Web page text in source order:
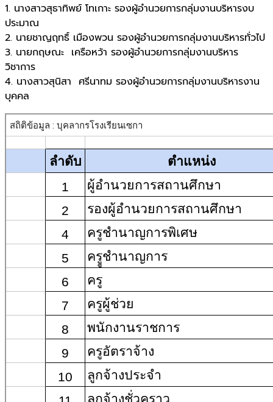
1. นางสาวสุธาทิพย์ โทเกาะ รองผู้อำนวยการกลุ่มงานบริหารงบ
ประมาณ
2. นายชาญฤทธิ์ เมืองพวน รองผู้อำนวยการกลุ่มงานบริหารทั่วไป
3. นายกฤษณะ เครือหว้า รองผู้อำนวยการกลุ่มงานบริหาร
วิชาการ
4. นางสาวสุนิสา ศรีนาทม รองผู้อำนวยการกลุ่มงานบริหารงาน
บุคคล